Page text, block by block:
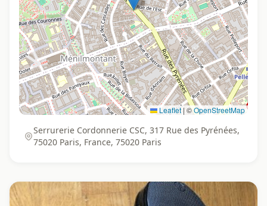
Leaflet | ©OpenStreetMap
Serrurerie Cordonnerie CSC, 317 Rue des Pyrénées,
75020 Paris, France, 75020 Paris